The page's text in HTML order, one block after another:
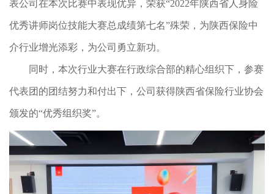
表公司在本次比赛中表现优异，荣获“2022年陕西省人身险
优秀讲师岗位技能大赛总成绩第七名”殊荣，为陕西保险中
介行业增光添彩，为公司勇立新功。
同时，本次行业大赛在行政综合部的精心组织下，参赛
代表团的团结努力和付出下，公司获得陕西省保险行业协会
颁发的“优秀组织奖”。